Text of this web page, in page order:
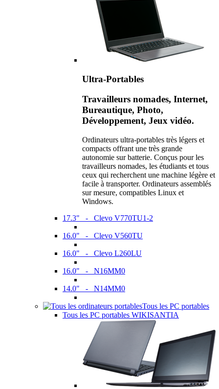
Ultra-Portables
Travailleurs nomades, Internet,
Bureautique, Photo,
Développement, Jeux vidéo.
Ordinateurs ultra-portables très légers et
compacts offrant une très grande
autonomie sur batterie. Conçus pour les
travailleurs nomades, les étudiants et tous
ceux qui recherchent une machine légère et
facile à transporter. Ordinateurs assemblés
sur mesure, compatibles Linux et
Windows.
17.3" - Clevo V770TU1-2
16.0" - Clevo V560TU
16.0" - Clevo L260LU
16.0" - N16MM0
14.0" - N14MM0
Tous les PC portables
Tous les PC portables WIKISANTIA